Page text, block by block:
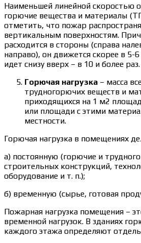
Наименьшей линейной скоростью
горючие вещества и материалы
отметить, что пожар
вертикальным поверхностям.
расходится в стороны (справа
направо), он движется скорее в 5-
идет снизу вверх – в 10 и более раз.
Горючая нагрузка – масса
трудногорючих веществ и
приходящихся на 1 м2
или площади с этими
местности.
Горючая нагрузка в помещениях
а) постоянную (горючие и
строительных конструкций,
оборудование и т. п.);
б) временную (сырье, готовая
Пожарная нагрузка помещения –
временной нагрузок. В зданиях
каждого этажа определяют